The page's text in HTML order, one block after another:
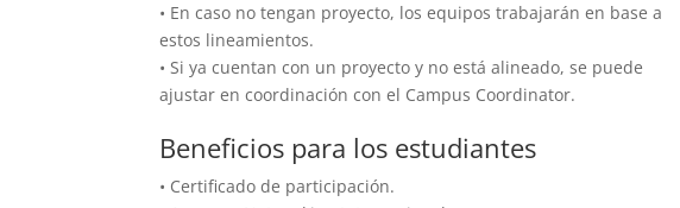
• En caso no tengan proyecto, los equipos trabajarán en base a
estos lineamientos.
• Si ya cuentan con un proyecto y no está alineado, se puede
ajustar en coordinación con el Campus Coordinator.
Beneficios para los estudiantes
• Certificado de participación.